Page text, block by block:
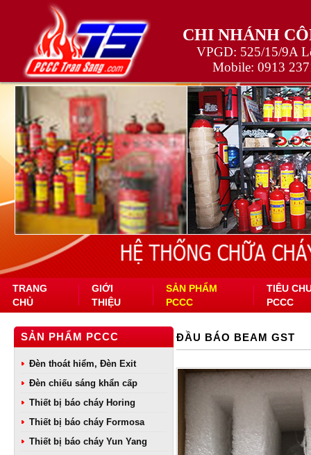
CHI NHÁNH
VPGD: 525/15/9A
Mobile: 0913
TRANG
CHỦ
GIỚI
THIỆU
SẢN PHẨM
PCCC
TIÊU
PCCC
SẢN PHẨM PCCC
Đèn thoát hiểm, Đèn Exit
Đèn chiếu sáng khẩn cấp
Thiết bị báo cháy Horing
Thiết bị báo cháy Formosa
Thiết bị báo cháy Yun Yang
ĐẦU BÁO BEAM GST